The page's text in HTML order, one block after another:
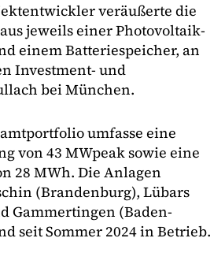
veräußerte die
jeweils einer Photovoltaik-
einem Batteriespeicher, an
Investment- und
bei München.
umfasse eine
von 43 MWpeak sowie eine
28 MWh. Die Anlagen
(Brandenburg), Lübars
Gammertingen (Baden-
seit Sommer 2024 in Betrieb.